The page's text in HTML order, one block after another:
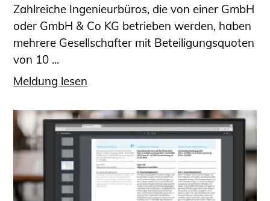
Zahlreiche Ingenieurbüros, die von einer GmbH
oder GmbH & Co KG betrieben werden, haben
mehrere Gesellschafter mit Beteiligungsquoten
von 10 ...
Meldung lesen